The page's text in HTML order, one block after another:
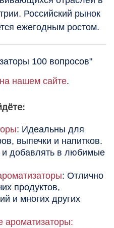
Российский рынок
ежегодным ростом.
100 вопросов"
на нашем сайте.
: Идеальны для
выпечки и напитков.
и добавлять в любимые
: Отлично
продуктов,
и многих других
ароматизаторы: